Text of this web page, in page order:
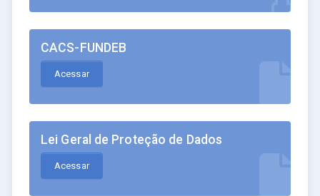
CACS-FUNDEB
Acessar
Lei Geral de Proteção de Dados
Acessar